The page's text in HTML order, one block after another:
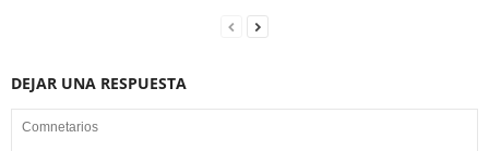
DEJAR UNA RESPUESTA